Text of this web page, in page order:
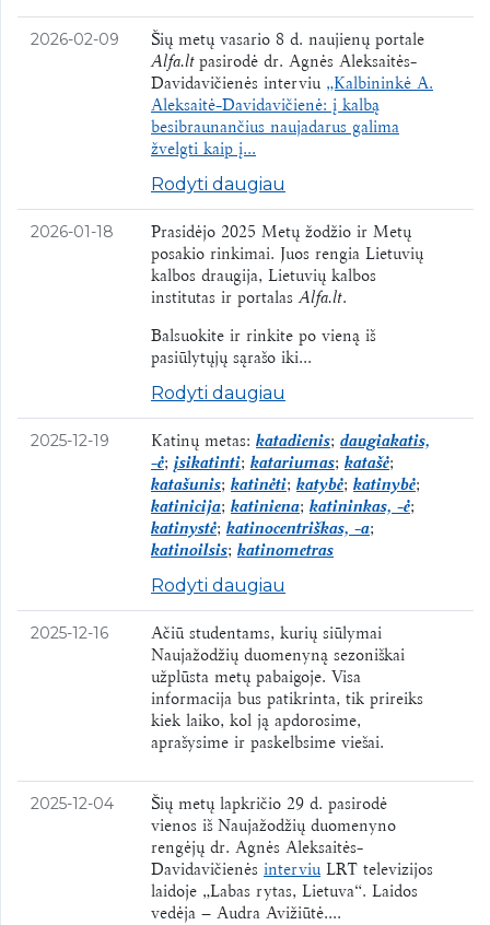
2026-02-09
Šių metų vasario 8 d. naujienų portale
Alfa.ltpasirodė dr. Agnės Aleksaitės-
Davidavičienės interviu „Kalbininkė A.
Aleksaitė-Davidavičienė: į kalbą
besibraunančius naujadarus galima
žvelgti kaip į...
Rodyti daugiau
2026-01-18
Prasidėjo 2025 Metų žodžio ir Metų
posakio rinkimai. Juos rengia Lietuvių
kalbos draugija, Lietuvių kalbos
institutas ir portalasAlfa.lt.
Balsuokite ir rinkite po vieną iš
pasiūlytųjų sąrašo iki...
Rodyti daugiau
2025-12-19 Katinų metas: katadienis; daugiakatis,
-ė; įsikatinti; katariumas; katašė;
katašunis; katinėti; katybė; katinybė;
katinicija; katiniena; katininkas, -ė;
katinystė; katinocentriškas, -a;
katinoilsis; katinometras
Rodyti daugiau
2025-12-16
Ačiū studentams, kurių siūlymai
Naujažodžių duomenyną sezoniškai
užplūsta metų pabaigoje. Visa
informacija bus patikrinta, tik prireiks
kiek laiko, kol ją apdorosime,
aprašysime ir paskelbsime viešai.
2025-12-04
Šių metų lapkričio 29 d. pasirodė
vienos iš Naujažodžių duomenyno
rengėjų dr. Agnės Aleksaitės-
Davidavičienės interviu LRT televizijos
laidoje „Labas rytas, Lietuva“. Laidos
vedėja – Audra Avižiūtė....